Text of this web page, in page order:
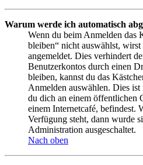
Warum werde ich automatisch
Wenn du beim Anmelden das
bleiben“ nicht auswählst,
angemeldet. Dies verhindert
Benutzerkontos durch einen
bleiben, kannst du das
Anmelden auswählen. Dies
du dich an einem öffentlichen
einem Internetcafé, befindest.
Verfügung steht, dann wurde
Administration ausgeschaltet.
Nach oben